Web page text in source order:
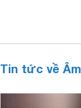
Tin tức về